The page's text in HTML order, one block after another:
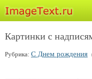
Картинки с
Рубрика: С Днем рождения